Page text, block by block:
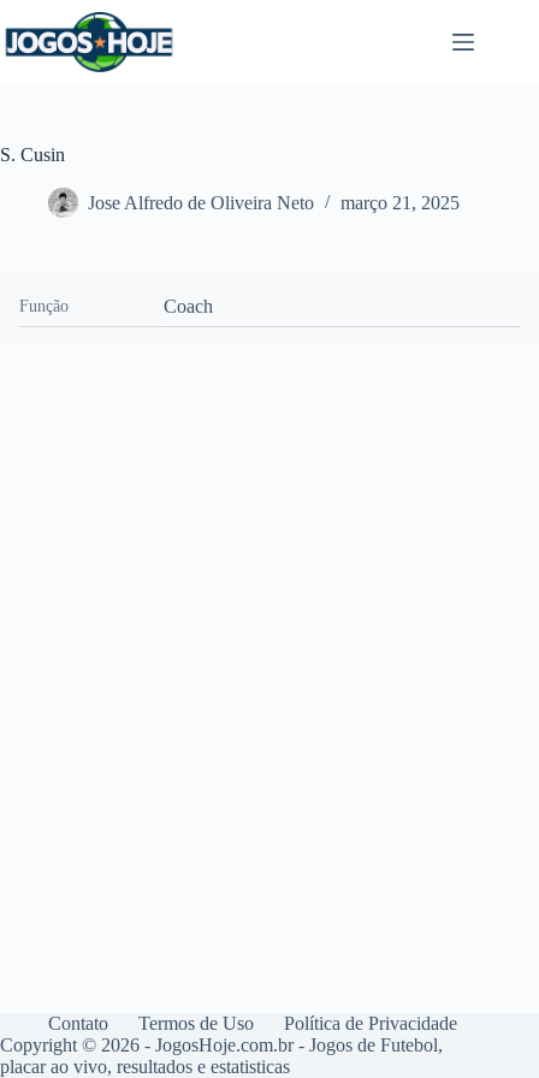
para
o
S. Cusin
Jose Alfredo de Oliveira Neto março 21, 2025
Função Coach
Contato Termos de Uso
Política de Privacidade
Copyright © 2026 - JogosHoje.com.br - Jogos de Futebol,
placar ao vivo, resultados e estatisticas